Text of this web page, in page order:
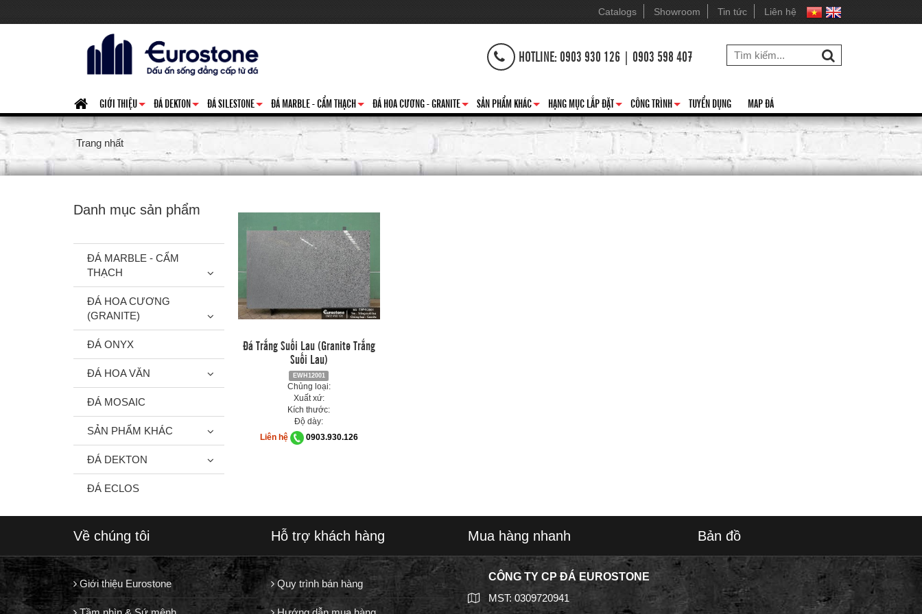
Catalogs Showroom Tin tức Liên hệ
HOTLINE: 0903 930 126 | 0903 598 407
+
GIỚI THIỆU
+
ĐÁ DEKTON
+
ĐÁ SILESTONE
+
ĐÁ MARBLE - CẨM THẠCH
+
ĐÁ HOA CƯƠNG - GRANITE
+
SẢN PHẨM KHÁC
+
HẠNG MỤC LẮP ĐẶT
+
CÔNG TRÌNH TUYỂN DỤNG MAP ĐÁ
Trang nhất
Đá Trắng Suối Lau (Granite Trắng
Suối Lau)
EWH12001
Chủng loại:
Xuất xứ:
Kích thước:
Độ dày:
Liên hệ
0903.930.126
Danh mục sản phẩm
ĐÁ MARBLE - CẨM
THẠCH
ĐÁ HOA CƯƠNG
(GRANITE)
ĐÁ ONYX
ĐÁ HOA VĂN
ĐÁ MOSAIC
SẢN PHẨM KHÁC
ĐÁ DEKTON
ĐÁ ECLOS
Về chúng tôi
Giới thiệu Eurostone
Hỗ trợ khách hàng
Quy trình bán hàng
Mua hàng nhanh
CÔNG TY CP ĐÁ EUROSTONE
MST: 0309720941
Bản đồ